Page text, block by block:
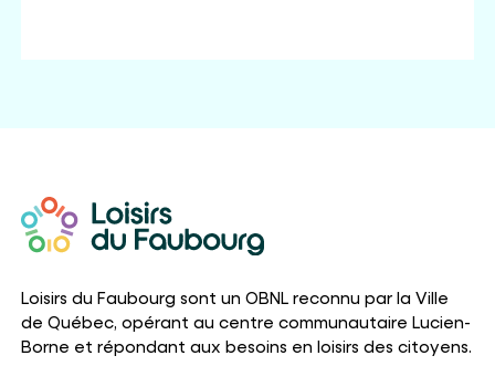
Loisirs du Faubourg sont un OBNL reconnu par la Ville
de Québec, opérant au centre communautaire Lucien-
Borne et répondant aux besoins en loisirs des citoyens.